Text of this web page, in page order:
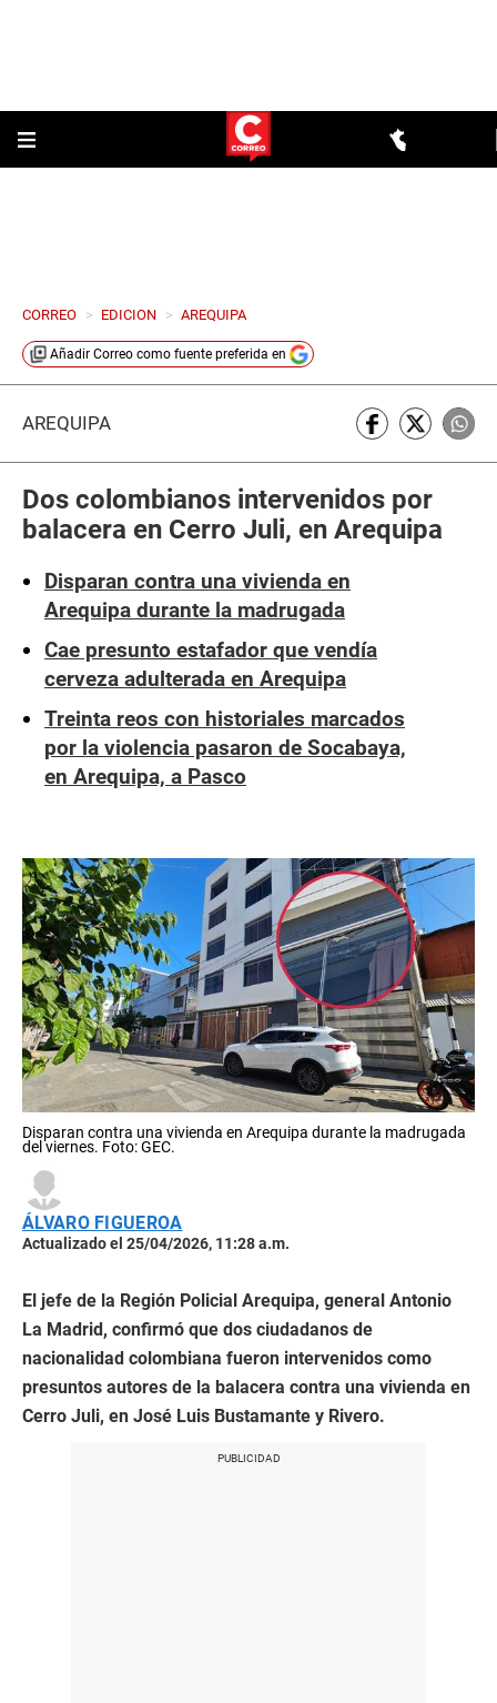
CORREO > EDICION > AREQUIPA
Añadir Correo como fuente preferida en
AREQUIPA
Dos colombianos intervenidos por
balacera en Cerro Juli, en Arequipa
Disparan contra una vivienda en
Arequipa durante la madrugada
Cae presunto estafador que vendía
cerveza adulterada en Arequipa
Treinta reos con historiales marcados
por la violencia pasaron de Socabaya,
en Arequipa, a Pasco
Disparan contra una vivienda en Arequipa durante la madrugada
del viernes. Foto: GEC.
ÁLVARO FIGUEROA
Actualizado el 25/04/2026, 11:28 a.m.
El jefe de la Región Policial Arequipa, general Antonio
La Madrid, confirmó que dos ciudadanos de
nacionalidad colombiana fueron intervenidos como
presuntos autores de la balacera contra una vivienda en
Cerro Juli, en José Luis Bustamante y Rivero.